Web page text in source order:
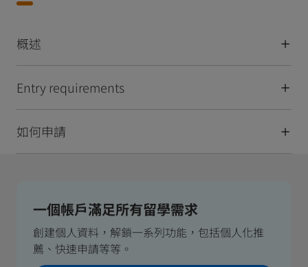
概述
Entry requirements
如何申請
一個帳戶滿足所有留學需求
創建個人資料，解鎖一系列功能，包括個人化推
薦、快速申請等等。